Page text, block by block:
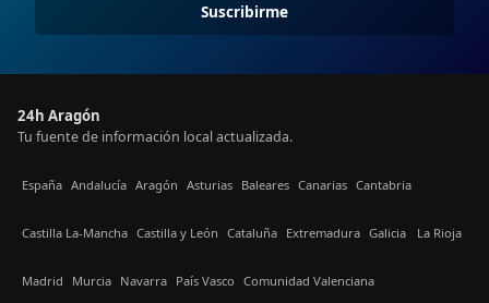
Suscribirme
24h Aragón
Tu fuente de información local actualizada.
España Andalucía Aragón Asturias Baleares Canarias Cantabria
Castilla La-Mancha Castilla y León Cataluña Extremadura Galicia La Rioja
Madrid Murcia Navarra País Vasco Comunidad Valenciana